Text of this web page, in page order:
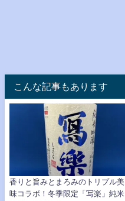
こんな記事もあります
香りと旨みとまろみのトリプル美
味コラボ！冬季限定「写楽」純米